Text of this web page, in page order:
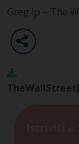
Greg Ip – The